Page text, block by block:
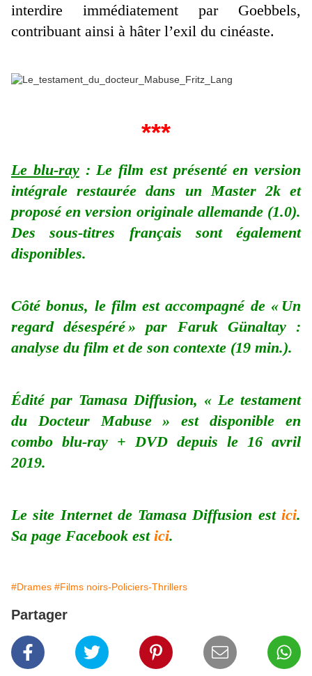
interdire immédiatement par Goebbels,
contribuant ainsi à hâter l’exil du cinéaste.
***
Le blu-ray: Le film est présenté en version
intégrale restaurée dans un Master 2k et
proposé en version originale allemande (1.0).
Des sous-titres français sont également
disponibles.
Côté bonus, le film est accompagné de « Un
regard désespéré » par Faruk Günaltay :
analyse du film et de son contexte (19 min.).
Édité par Tamasa Diffusion, « Le testament
du Docteur Mabuse » est disponible en
combo blu-ray + DVD depuis le 16 avril
2019.
Le site Internet de Tamasa Diffusion est ici.
Sa page Facebook est ici.
#Drames #Films noirs-Policiers-Thrillers
Partager